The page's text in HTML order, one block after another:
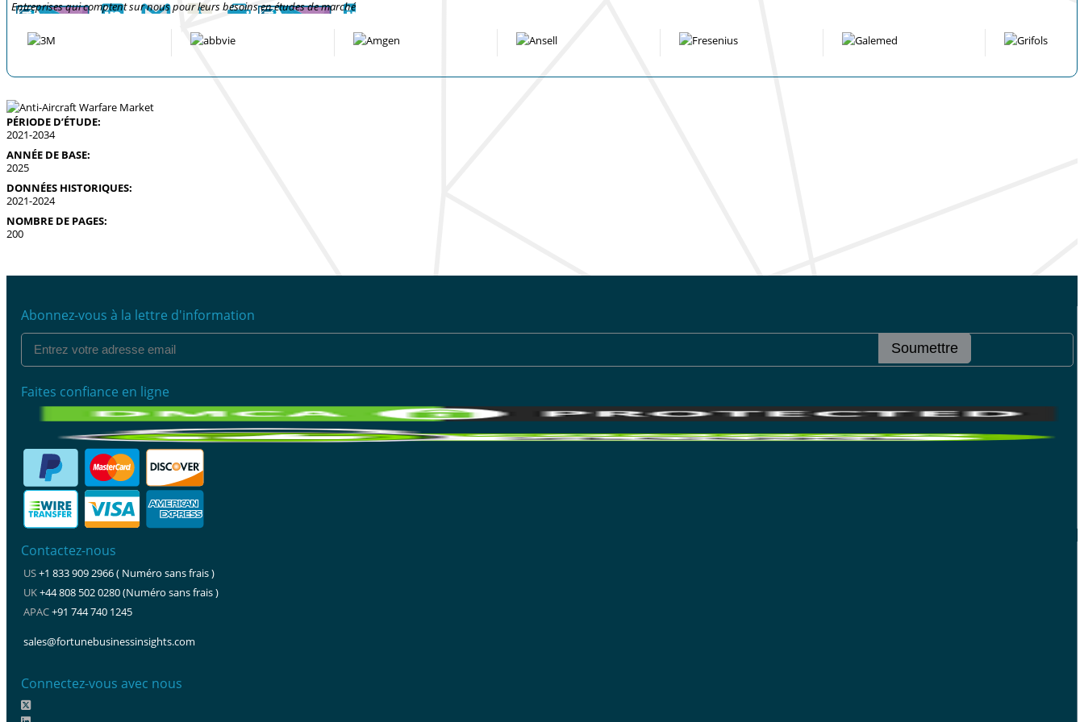
Entreprises qui comptent sur nous pour leurs besoins en études de marché
PÉRIODE D’ÉTUDE:
2021-2034
ANNÉE DE BASE:
2025
DONNÉES HISTORIQUES:
2021-2024
NOMBRE DE PAGES:
200
Abonnez-vous à la lettre d'information
Soumettre
Faites confiance en ligne
Contactez-nous
US+1 833 909 2966 ( Numéro sans frais )
UK+44 808 502 0280 (Numéro sans frais )
APAC+91 744 740 1245
sales@fortunebusinessinsights.com
Connectez-vous avec nous